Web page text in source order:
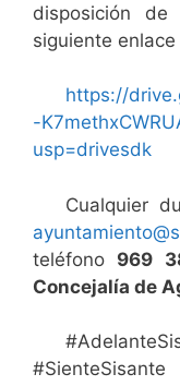
disposición
siguiente enlace
https://
-
usp=drivesdk
Cualquier
teléfono 969
Concejalía de
#SienteSisante